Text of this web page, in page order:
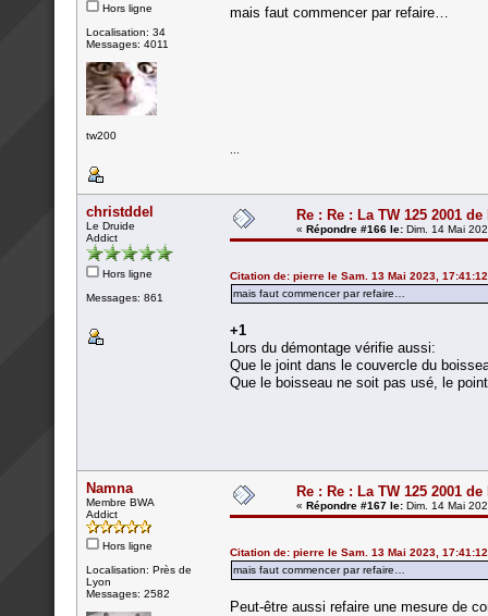
Hors ligne
Localisation: 34
Messages: 4011
tw200
mais faut commencer par refaire…
christddel
Le Druide
Addict
Hors ligne
Messages: 861
Re : Re : La TW 125 2001 de
« Répondre #166 le: Dim. 14 Mai
Citation de: pierre le Sam. 13 Mai 2023, 17:41:12
mais faut commencer par refaire…
+1
Lors du démontage vérifie aussi:
Que le joint dans le couvercle du
Que le boisseau ne soit pas usé, le
Namna
Membre BWA
Addict
Hors ligne
Localisation: Près de
Lyon
Messages: 2582
Re : Re : La TW 125 2001 de
« Répondre #167 le: Dim. 14 Mai
Citation de: pierre le Sam. 13 Mai 2023, 17:41:12
mais faut commencer par refaire…
Peut-être aussi refaire une mesure de